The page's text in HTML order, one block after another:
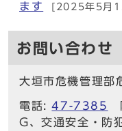
ます
[2025年5月
お問い合わせ
大垣市危機管理部
電話:47-7385
G、交通安全・防